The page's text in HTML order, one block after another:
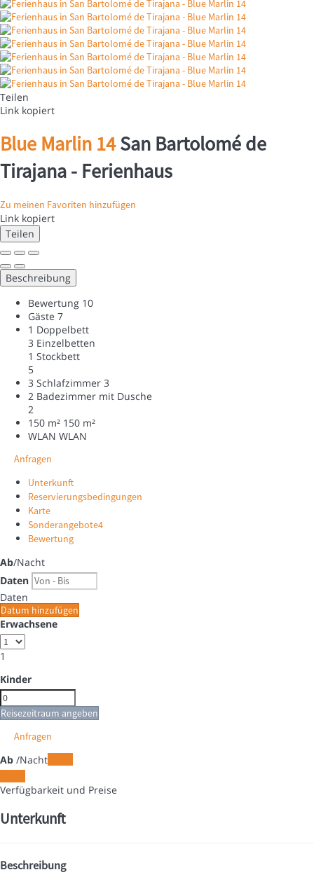
Teilen
Link kopiert
Blue Marlin 14San Bartolomé de
Tirajana - Ferienhaus
Zu meinen Favoriten hinzufügen
Link kopiert
Teilen
Beschreibung
Bewertung 10
Gäste 7
1 Doppelbett
3 Einzelbetten
1 Stockbett
5
3 Schlafzimmer 3
2 Badezimmer mit Dusche
2
150 m² 150 m²
WLAN WLAN
Anfragen
Unterkunft
Reservierungsbedingungen
Karte
Sonderangebote4
Bewertung
Ab/Nacht
Daten
Daten
Datum hinzufügen
Erwachsene
1
Kinder
Reisezeitraum angeben
Anfragen
Ab /Nacht
Verfügbarkeit und Preise
Unterkunft
Beschreibung